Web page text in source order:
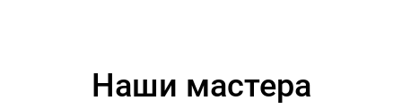
Наши мастера